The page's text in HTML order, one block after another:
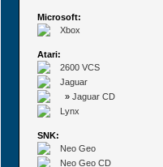
Microsoft:
Xbox
Atari:
2600 VCS
Jaguar
» Jaguar CD
Lynx
SNK:
Neo Geo
Neo Geo CD